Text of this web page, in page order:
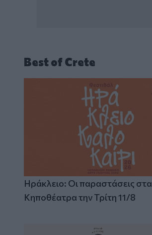
Best of Crete
Ηράκλειο: Οι παραστάσεις στα
Κηποθέατρα την Τρίτη 11/8